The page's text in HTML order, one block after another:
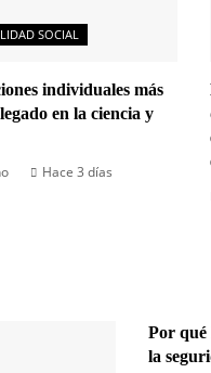
SOCIAL
individuales más
en la ciencia y
Hace 3 días
Por qué
la